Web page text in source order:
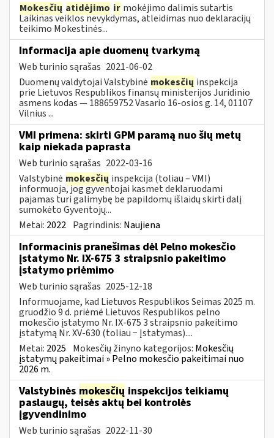
Mokesčių atidėjimo ir mokėjimo dalimis sutartis
Laikinas veiklos nevykdymas, atleidimas nuo deklaracijų
teikimo Mokestinės...
Informacija apie duomenų tvarkymą
Web turinio sąrašas 2021-06-02
Duomenų valdytojai Valstybinė mokesčių inspekcija
prie Lietuvos Respublikos finansų ministerijos Juridinio
asmens kodas — 188659752 Vasario 16-osios g. 14, 01107
Vilnius ...
VMI primena: skirti GPM paramą nuo šių metų
kaip niekada paprasta
Web turinio sąrašas 2022-03-16
Valstybinė mokesčių inspekcija (toliau – VMI)
informuoja, jog gyventojai kasmet deklaruodami
pajamas turi galimybę be papildomų išlaidų skirti dalį
sumokėto Gyventojų...
Metai: 2022 Pagrindinis: Naujiena
Informacinis pranešimas dėl Pelno mokesčio
įstatymo Nr. IX-675 3 straipsnio pakeitimo
įstatymo priėmimo
Web turinio sąrašas 2025-12-18
Informuojame, kad Lietuvos Respublikos Seimas 2025 m.
gruodžio 9 d. priėmė Lietuvos Respublikos pelno
mokesčio įstatymo Nr. IX-675 3 straipsnio pakeitimo
įstatymą Nr. XV-630 (toliau − Įstatymas)....
Metai: 2025 Mokesčių žinyno kategorijos: Mokesčių
įstatymų pakeitimai » Pelno mokesčio pakeitimai nuo
2026 m.
Valstybinės mokesčių inspekcijos teikiamų
paslaugų, teisės aktų bei kontrolės
įgyvendinimo
Web turinio sąrašas 2022-11-30